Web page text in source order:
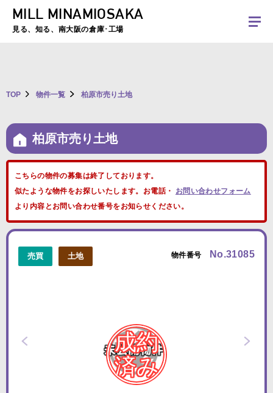
夏季休暇のお知らせ：2026年8月8日(土)～8月16日(日)まで休業とさせていた
MILL MINAMIOSAKA
見る、知る、南大阪の倉庫･工場
TOP 物件一覧 柏原市売り土地
柏原市売り土地
こちらの物件の募集は終了しております。
似たような物件をお探しいたします。お電話・ お問い合わせフォーム
より内容とお問い合わせ番号をお知らせください。
売買 土地 物件番号 No.31085